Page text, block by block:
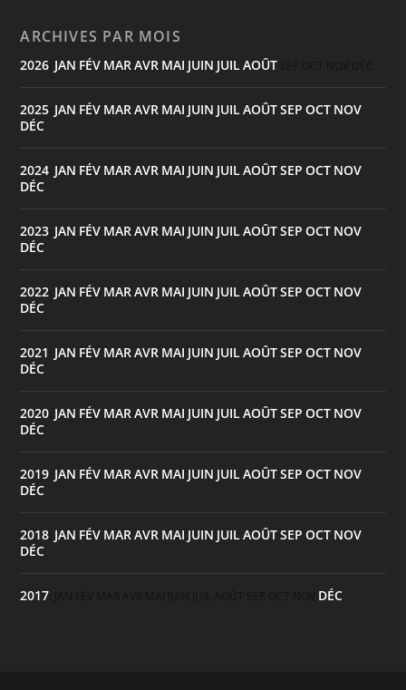
ARCHIVES PAR MOIS
2026 JAN FÉV MAR AVR MAI JUIN JUIL AOÛT
2025 JAN FÉV MAR AVR MAI JUIN JUIL AOÛTSEP OCT NOV
DÉC
2024 JAN FÉV MAR AVR MAI JUIN JUIL AOÛTSEP OCT NOV
DÉC
2023 JAN FÉV MAR AVR MAI JUIN JUIL AOÛTSEP OCT NOV
DÉC
2022 JAN FÉV MAR AVR MAI JUIN JUIL AOÛTSEP OCT NOV
DÉC
2021 JAN FÉV MAR AVR MAI JUIN JUIL AOÛTSEP OCT NOV
DÉC
2020 JAN FÉV MAR AVR MAI JUIN JUIL AOÛTSEP OCT NOV
DÉC
2019 JAN FÉV MAR AVR MAI JUIN JUIL AOÛTSEP OCT NOV
DÉC
2018 JAN FÉV MAR AVR MAI JUIN JUIL AOÛTSEP OCT NOV
DÉC
2017 DÉC